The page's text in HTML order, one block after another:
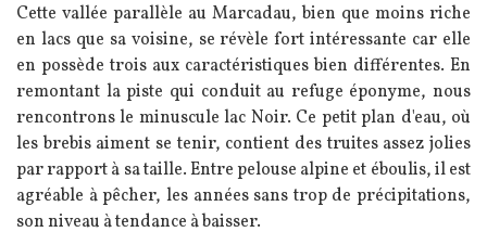
Cette vallée parallèle au Marcadau, bien que moins riche
en lacs que sa voisine, se révèle fort intéressante car elle
en possède trois aux caractéristiques bien différentes. En
remontant la piste qui conduit au refuge éponyme, nous
rencontrons le minuscule lac Noir. Ce petit plan d'eau, où
les brebis aiment se tenir, contient des truites assez jolies
par rapport à sa taille. Entre pelouse alpine et éboulis, il est
agréable à pêcher, les années sans trop de précipitations,
son niveau à tendance à baisser.